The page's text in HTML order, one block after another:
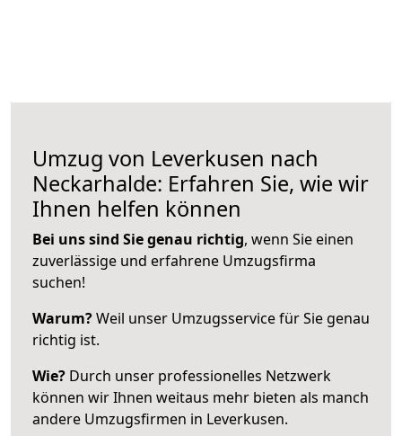
Umzug von Leverkusen nach
Neckarhalde: Erfahren Sie, wie wir
Ihnen helfen können
Bei uns sind Sie genau richtig, wenn Sie einen
zuverlässige und erfahrene Umzugsfirma
suchen!
Warum?Weil unser Umzugsservice für Sie genau
richtig ist.
Wie? Durch unser professionelles Netzwerk
können wir Ihnen weitaus mehr bieten als manch
andere Umzugsfirmen in Leverkusen.